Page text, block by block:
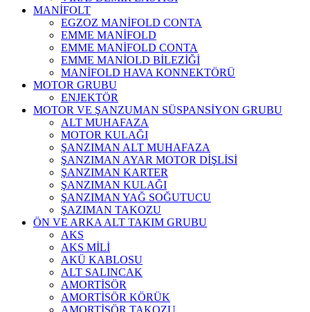
MANİFOLT
EGZOZ MANİFOLD CONTA
EMME MANİFOLD
EMME MANİFOLD CONTA
EMME MANİOLD BİLEZİĞİ
MANİFOLD HAVA KONNEKTÖRÜ
MOTOR GRUBU
ENJEKTÖR
MOTOR VE ŞANZUMAN SÜSPANSİYON GRUBU
ALT MUHAFAZA
MOTOR KULAĞI
ŞANZIMAN ALT MUHAFAZA
ŞANZIMAN AYAR MOTOR DİŞLİSİ
ŞANZIMAN KARTER
ŞANZIMAN KULAĞI
ŞANZIMAN YAĞ SOĞUTUCU
ŞAZIMAN TAKOZU
ÖN VE ARKA ALT TAKIM GRUBU
AKS
AKS MİLİ
AKÜ KABLOSU
ALT SALINCAK
AMORTİSÖR
AMORTİSÖR KÖRÜK